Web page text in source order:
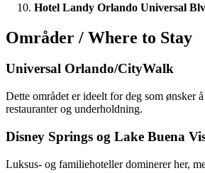
Hotel Landy Orlando Universal
Områder / Where to Stay
Universal Orlando/CityWalk
Dette området er ideelt for deg som
restauranter og underholdning.
Disney Springs og Lake Buena
Luksus- og familiehoteller dominerer her,